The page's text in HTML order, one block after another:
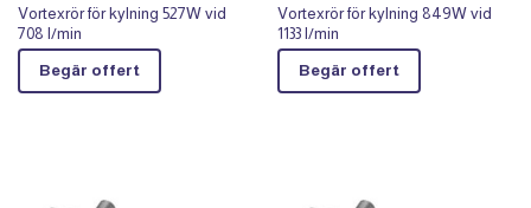
Vortexrör för kylning 527W vid
708 l/min
Begär offert
Vortexrör för kylning 849W vid
1133 l/min
Begär offert